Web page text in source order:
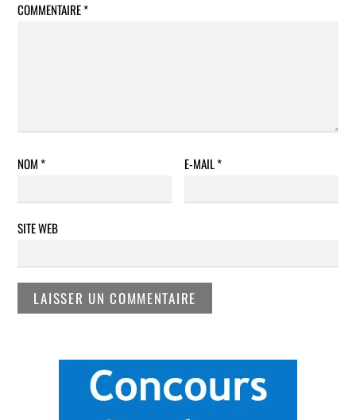
COMMENTAIRE*
NOM* E-MAIL*
SITE WEB